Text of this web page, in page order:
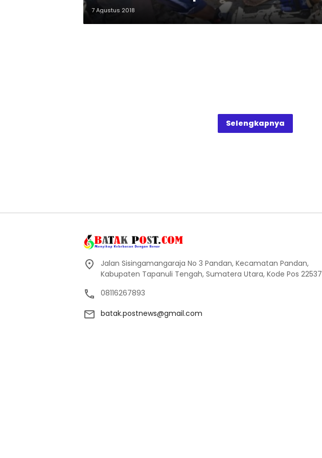
7 Agustus 2018
Selengkapnya
Jalan Sisingamangaraja No 3 Pandan, Kecamatan Pandan,
Kabupaten Tapanuli Tengah, Sumatera Utara, Kode Pos 22537
08116267893
batak.postnews@gmail.com